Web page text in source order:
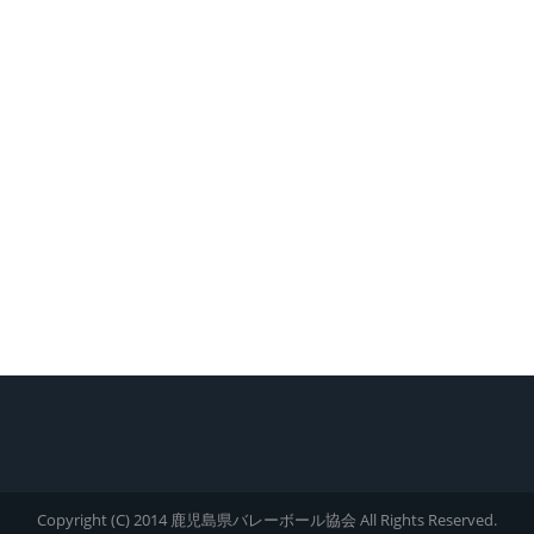
Copyright (C) 2014 鹿児島県バレーボール協会 All Rights Reserved.